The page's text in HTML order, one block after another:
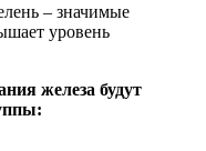
– значимые
уровень
железа будут